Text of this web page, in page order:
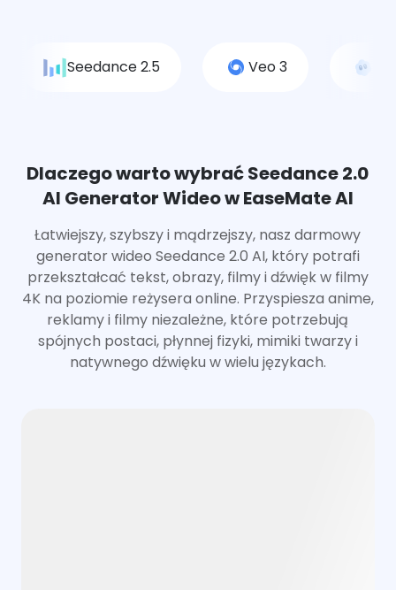
Seedance 2.5 Veo 3
Dlaczego warto wybrać Seedance 2.0
AI Generator Wideo w EaseMate AI
Łatwiejszy, szybszy i mądrzejszy, nasz darmowy
generator wideo Seedance 2.0 AI, który potrafi
przekształcać tekst, obrazy, filmy i dźwięk w filmy
4K na poziomie reżysera online. Przyspiesza anime,
reklamy i filmy niezależne, które potrzebują
spójnych postaci, płynnej fizyki, mimiki twarzy i
natywnego dźwięku w wielu językach.